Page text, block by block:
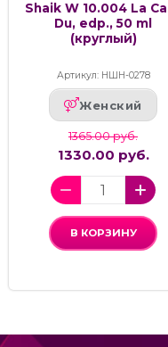
Shaik W 10.004 La
Du, edp., 50 ml
(круглый)
Артикул: НШН-0278
Женский
1365.00 руб.
1330.00 руб.
В КОРЗИНУ